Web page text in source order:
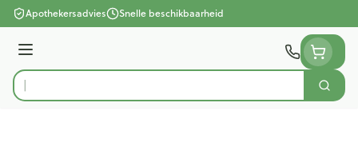
Ga naar de inhoud
Apothekersadvies Snelle beschikbaarheid
Menu
Product, merk, categorie...
Zoek